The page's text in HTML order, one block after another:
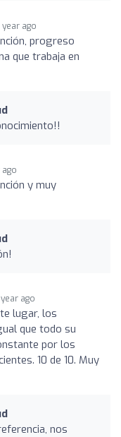
year ago
progreso
que trabaja en
ago
y muy
year ago
lugar, los
que todo su
por los
10 de 10. Muy
nos